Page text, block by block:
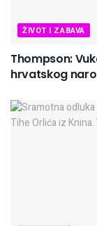
ŽIVOT I ZABAVA
Thompson:
hrvatskog